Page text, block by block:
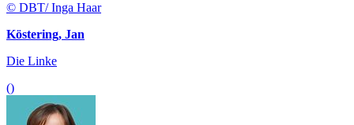
© DBT/ Inga Haar
Köstering, Jan
Die Linke
()